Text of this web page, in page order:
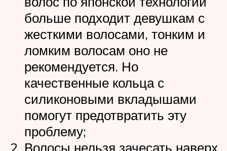
больше подходит девушкам с
жесткими волосами, тонким и
ломким волосам оно не
рекомендуется. Но
качественные кольца с
силиконовыми вкладышами
помогут предотвратить эту
проблему;
Волосы нельзя зачесать наверх,